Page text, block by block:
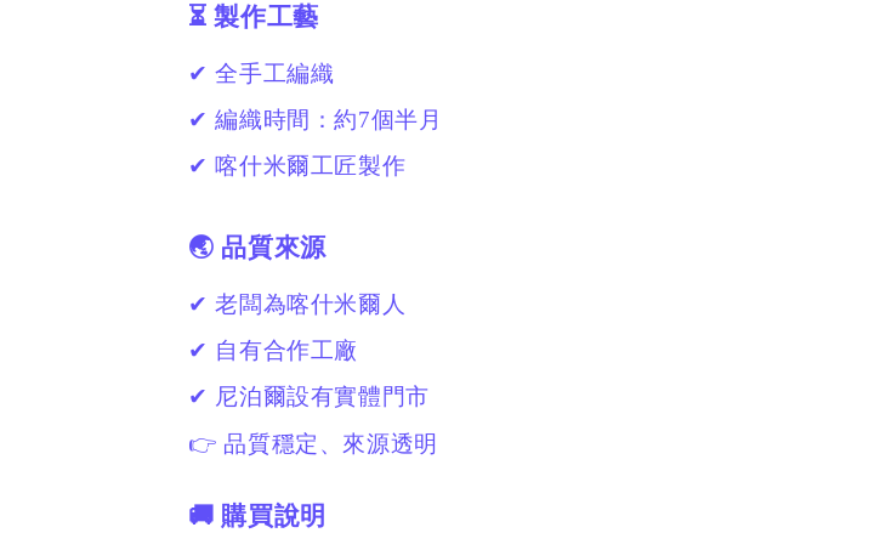
⏳ 製作工藝
✔ 全手工編織
✔ 編織時間：約7個半月
✔ 喀什米爾工匠製作
🌏 品質來源
✔ 老闆為喀什米爾人
✔ 自有合作工廠
✔ 尼泊爾設有實體門市
👉 品質穩定、來源透明
🚚 購買說明